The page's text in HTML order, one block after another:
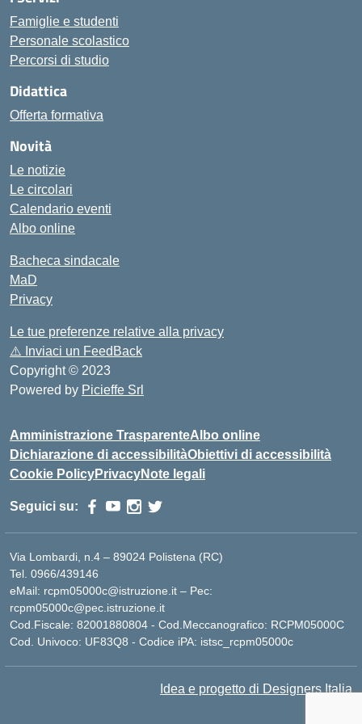
Famiglie e studenti
Personale scolastico
Percorsi di studio
Didattica
Offerta formativa
Novità
Le notizie
Le circolari
Calendario eventi
Albo online
Bacheca sindacale
MaD
Privacy
Le tue preferenze relative alla privacy
⚠️ Inviaci un FeedBack
Copyright © 2023
Powered by Picieffe Srl
Amministrazione TrasparenteAlbo online
Dichiarazione di accessibilitàObiettivi di accessibilità
Cookie PolicyPrivacyNote legali
Seguici su:
Via Lombardi, n.4 – 89024 Polistena (RC)
Tel. 0966/439146
eMail: rcpm05000c@istruzione.it – Pec:
rcpm05000c@pec.istruzione.it
Cod.Fiscale: 82001880804 - Cod.Meccanografico: RCPM05000C
Cod. Univoco: UF83Q8 - Codice iPA: istsc_rcpm05000c
Idea e progetto di Designers Italia